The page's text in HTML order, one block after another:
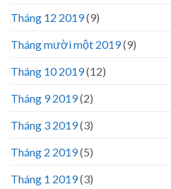
Tháng 12 2019(9)
Tháng mười một 2019(9)
Tháng 10 2019(12)
Tháng 9 2019(2)
Tháng 3 2019(3)
Tháng 2 2019(5)
Tháng 1 2019(3)